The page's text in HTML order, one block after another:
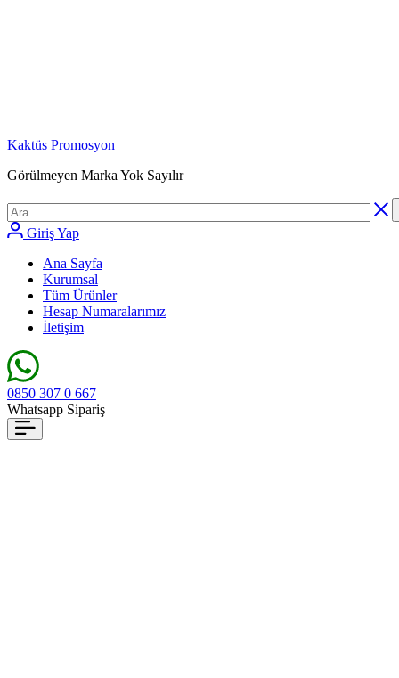
Kaktüs Promosyon
Görülmeyen Marka Yok Sayılır
Giriş Yap
Ana Sayfa
Kurumsal
Tüm Ürünler
Hesap Numaralarımız
İletişim
0850 307 0 667
Whatsapp Sipariş